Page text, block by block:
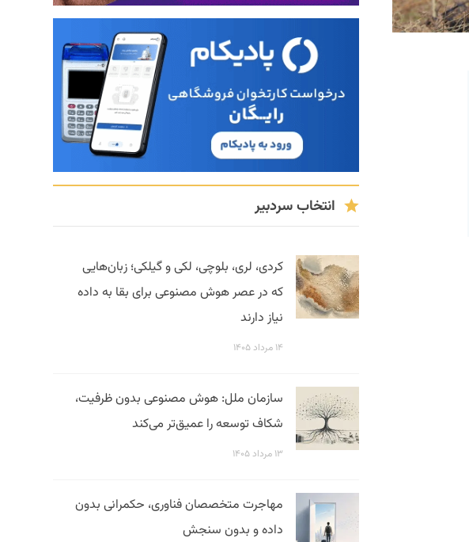
انتخاب سردبیر
کردی، لری، بلوچی، لکی و گیلکی؛ زبان‌هایی
که در عصر هوش مصنوعی برای بقا به داده
نیاز دارند
۱۴ مرداد ۱۴۰۵
سازمان ملل: هوش مصنوعی بدون ظرفیت،
شکاف توسعه را عمیق‌تر می‌کند
۱۳ مرداد ۱۴۰۵
مهاجرت متخصصان فناوری، حکمرانی بدون
داده و بدون سنجش